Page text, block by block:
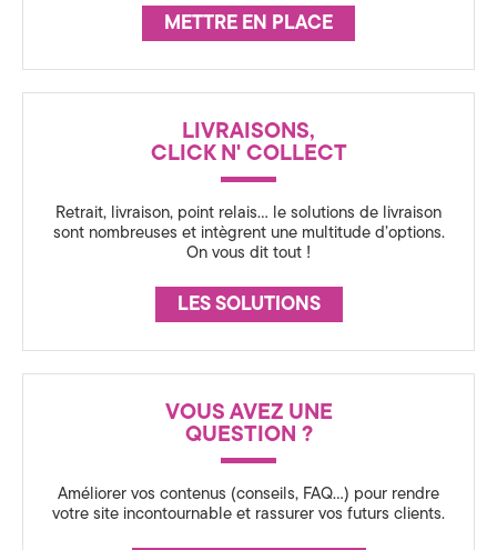
t
i
n
6
0
,
S
t
a
t
s
c
METTRE EN PLACE
LIVRAISONS,
CLICK N' COLLECT
Retrait, livraison, point relais… le solutions de livraison
sont nombreuses et intègrent une multitude d’options.
On vous dit tout !
LES SOLUTIONS
VOUS AVEZ UNE
QUESTION ?
Améliorer vos contenus (conseils, FAQ…) pour rendre
votre site incontournable et rassurer vos futurs clients.